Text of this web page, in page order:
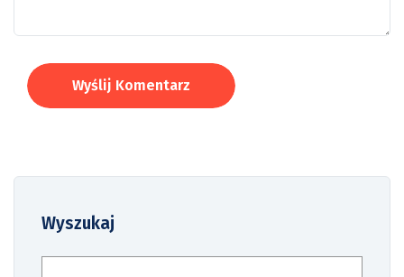
Wyślij Komentarz
Wyszukaj